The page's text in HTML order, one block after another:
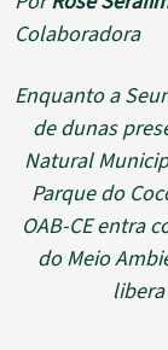
Colaboradora
Enquanto a
de dunas
Natural
Parque do
OAB-CE entra
do Meio